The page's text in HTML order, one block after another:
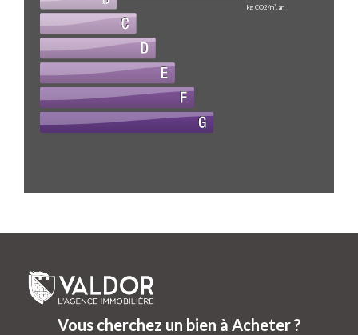
kg CO2/m².an
Vous cherchez un bien à Acheter ?